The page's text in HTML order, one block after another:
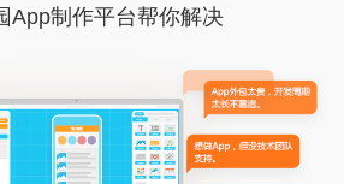
App制作平台帮你解决